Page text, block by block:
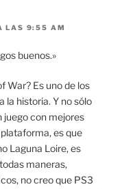
LAS 9:55 AM
buenos.»
War? Es uno de los
la historia. Y no sólo
juego con mejores
es que
Laguna Loire, es
maneras,
no creo que PS3